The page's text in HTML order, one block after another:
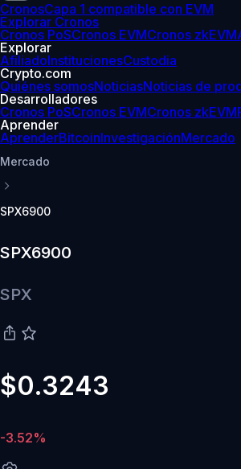
CronosCapa 1 compatible con EVM
Explorar Cronos
Cronos PoSCronos EVMCronos zkEVM
Explorar
AfiliadoInstitucionesCustodia
Crypto.com
Quiénes somosNoticiasNoticias de
Desarrolladores
Cronos PoSCronos EVMCronos zkEVM
Aprender
AprenderBitcoinInvestigaciónMercado
Mercado
SPX6900
SPX6900
SPX
$0.3243
-3.52%